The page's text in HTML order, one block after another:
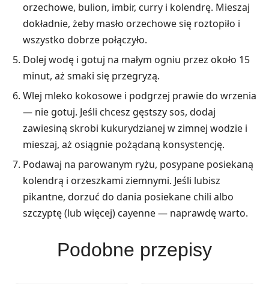
orzechowe, bulion, imbir, curry i kolendrę. Mieszaj
dokładnie, żeby masło orzechowe się roztopiło i
wszystko dobrze połączyło.
Dolej wodę i gotuj na małym ogniu przez około 15
minut, aż smaki się przegryzą.
Wlej mleko kokosowe i podgrzej prawie do wrzenia
— nie gotuj. Jeśli chcesz gęstszy sos, dodaj
zawiesiną skrobi kukurydzianej w zimnej wodzie i
mieszaj, aż osiągnie pożądaną konsystencję.
Podawaj na parowanym ryżu, posypane posiekaną
kolendrą i orzeszkami ziemnymi. Jeśli lubisz
pikantne, dorzuć do dania posiekane chili albo
szczyptę (lub więcej) cayenne — naprawdę warto.
Podobne przepisy